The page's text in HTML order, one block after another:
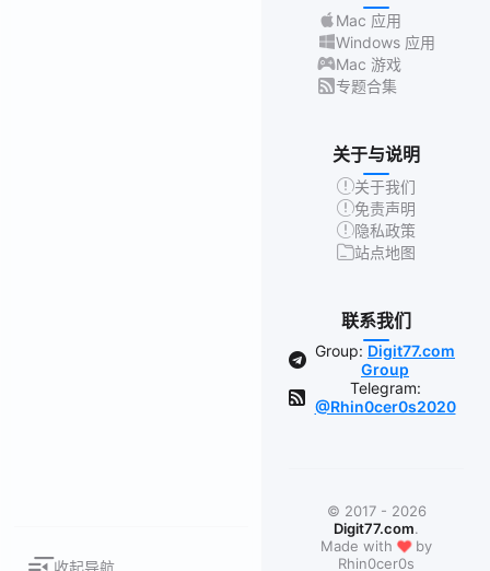
Mac 应用
Windows 应用
Mac 游戏
专题合集
关于与说明
关于我们
免责声明
隐私政策
站点地图
联系我们
Group: Digit77.com
Group
Telegram:
@Rhin0cer0s2020
© 2017 - 2026
Digit77.com.
Made with ❤by
Rhin0cer0s